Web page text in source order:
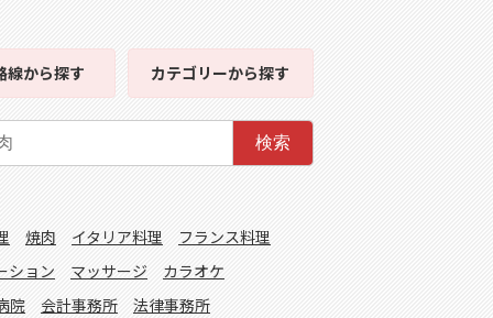
線から探す カテゴリーから探す
検索
焼肉 イタリア料理
フランス料理
ション マッサージ
カラオケ
院 会計事務所 法律事務所